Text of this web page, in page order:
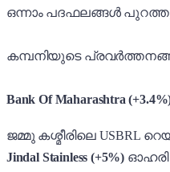
ഒന്നാം പദഫലങ്ങൾ
കമ്പനിയുടെ
Bank Of Maharashtra
ജമ്മു കശ്മീരിലെ USBRL
Jindal Stainless (+5%) ഓഹരി